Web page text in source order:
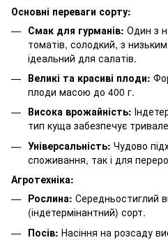
Основні переваги сорту:
Смак для гурманів: Один з
томатів, солодкий, з
ідеальний для салатів.
Великі та красиві плоди:
плоди масою до 400 г.
Висока врожайність:
тип куща забезпечує
Універсальність: Чудово
споживання, так і для
Агротехніка:
Рослина: Середньостиглий
(індетермінантний) сорт.
Посів: Насіння на розсаду